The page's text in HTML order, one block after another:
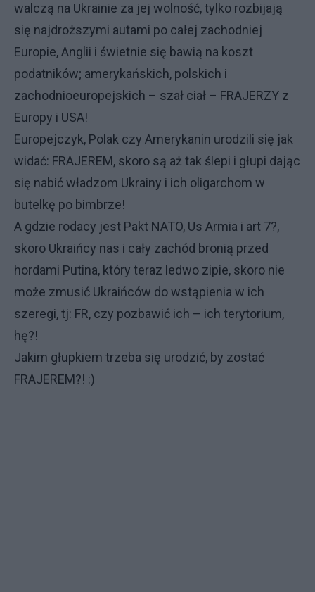
walczą na Ukrainie za jej wolność, tylko rozbijają
się najdroższymi autami po całej zachodniej
Europie, Anglii i świetnie się bawią na koszt
podatników; amerykańskich, polskich i
zachodnioeuropejskich – szał ciał – FRAJERZY z
Europy i USA!
Europejczyk, Polak czy Amerykanin urodzili się jak
widać: FRAJEREM, skoro są aż tak ślepi i głupi dając
się nabić władzom Ukrainy i ich oligarchom w
butelkę po bimbrze!
A gdzie rodacy jest Pakt NATO, Us Armia i art 7?,
skoro Ukraińcy nas i cały zachód bronią przed
hordami Putina, który teraz ledwo zipie, skoro nie
może zmusić Ukraińców do wstąpienia w ich
szeregi, tj: FR, czy pozbawić ich – ich terytorium,
hę?!
Jakim głupkiem trzeba się urodzić, by zostać
FRAJEREM?! :)